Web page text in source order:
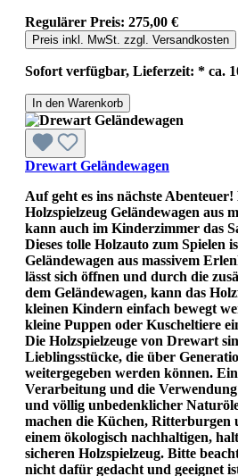
Regulärer Preis: 275,00 €
Preis inkl. MwSt. zzgl. Versandkosten
Sofort verfügbar, Lieferzeit: * ca.
In den Warenkorb
Drewart Geländewagen
Auf geht es ins nächste
Holzspielzeug Geländewagen aus
kann auch im Kinderzimmer das
Dieses tolle Holzauto zum Spielen
Geländewagen aus massivem
lässt sich öffnen und durch die
dem Geländewagen, kann das
kleinen Kindern einfach bewegt
kleine Puppen oder Kuscheltiere
Die Holzspielzeuge von Drewart
Lieblingsstücke, die über
weitergegeben werden können.
Verarbeitung und die
und völlig unbedenklicher
machen die Küchen, Ritterburgen
einem ökologisch nachhaltigen,
sicheren Holzspielzeug. Bitte
nicht dafür gedacht und geeignet